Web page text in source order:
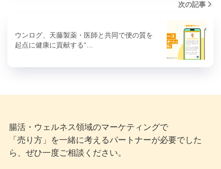
次の記事
ウンログ、天藤製薬・医師と共同で便の質を
起点に健康に貢献する“…
腸活・ウェルネス領域のマーケティングで
「売り方」を一緒に考えるパートナーが必要でした
ら、ぜひ一度ご相談ください。